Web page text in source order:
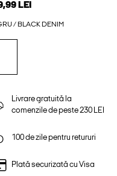
LEI
/ BLACK DENIM
Livrare gratuită la
comenzile de peste 230 LEI
100 de zile pentru retururi
Plată securizată cu Visa